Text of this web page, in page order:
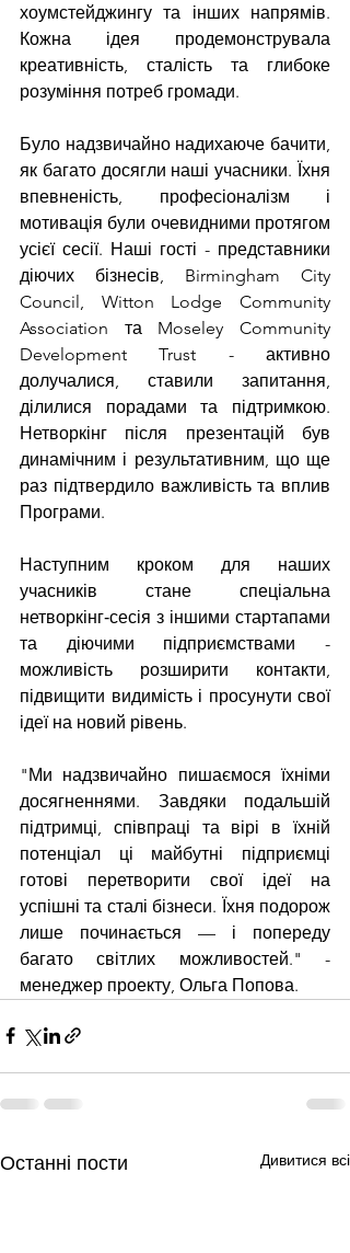
хоумстейджингу та інших напрямів.
Кожна ідея продемонструвала
креативність, сталість та глибоке
розуміння потреб громади.
Було надзвичайно надихаюче бачити,
як багато досягли наші учасники. Їхня
впевненість, професіоналізм і
мотивація були очевидними протягом
усієї сесії. Наші гості - представники
діючих бізнесів, Birmingham City
Council, Witton Lodge Community
Association та Moseley Community
Development Trust - активно
долучалися, ставили запитання,
ділилися порадами та підтримкою.
Нетворкінг після презентацій був
динамічним і результативним, що ще
раз підтвердило важливість та вплив
Програми.
Наступним кроком для наших
учасників стане спеціальна
нетворкінг‑сесія з іншими стартапами
та діючими підприємствами -
можливість розширити контакти,
підвищити видимість і просунути свої
ідеї на новий рівень.
"Ми надзвичайно пишаємося їхніми
досягненнями. Завдяки подальшій
підтримці, співпраці та вірі в їхній
потенціал ці майбутні підприємці
готові перетворити свої ідеї на
успішні та сталі бізнеси. Їхня подорож
лише починається — і попереду
багато світлих можливостей." -
менеджер проекту, Ольга Попова.
Останні пости Дивитися всі